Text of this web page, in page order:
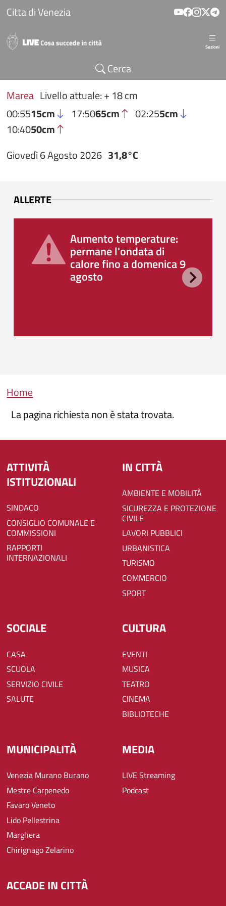
Salta al contenuto principale
Citta di Venezia
Sezioni
Cerca
Marea Livello attuale: + 18 cm
00:5515cm 17:5065cm 02:255cm
10:4050cm
Giovedì 6 Agosto 2026 31,8°C
ALLERTE
Aumento temperature:
permane l'ondata di
calore fino a domenica 9
agosto
Briciole di pane
Home
La pagina richiesta non è stata trovata.
ATTIVITÀ
ISTITUZIONALI
SINDACO
CONSIGLIO COMUNALE E
COMMISSIONI
RAPPORTI
INTERNAZIONALI
IN CITTÀ
AMBIENTE E MOBILITÀ
SICUREZZA E PROTEZIONE
CIVILE
LAVORI PUBBLICI
URBANISTICA
TURISMO
COMMERCIO
SPORT
SOCIALE
CASA
SCUOLA
SERVIZIO CIVILE
SALUTE
CULTURA
EVENTI
MUSICA
TEATRO
CINEMA
BIBLIOTECHE
MUNICIPALITÀ
Venezia Murano Burano
Mestre Carpenedo
Favaro Veneto
Lido Pellestrina
Marghera
Chirignago Zelarino
MEDIA
LIVE Streaming
Podcast
ACCADE IN CITTÀ